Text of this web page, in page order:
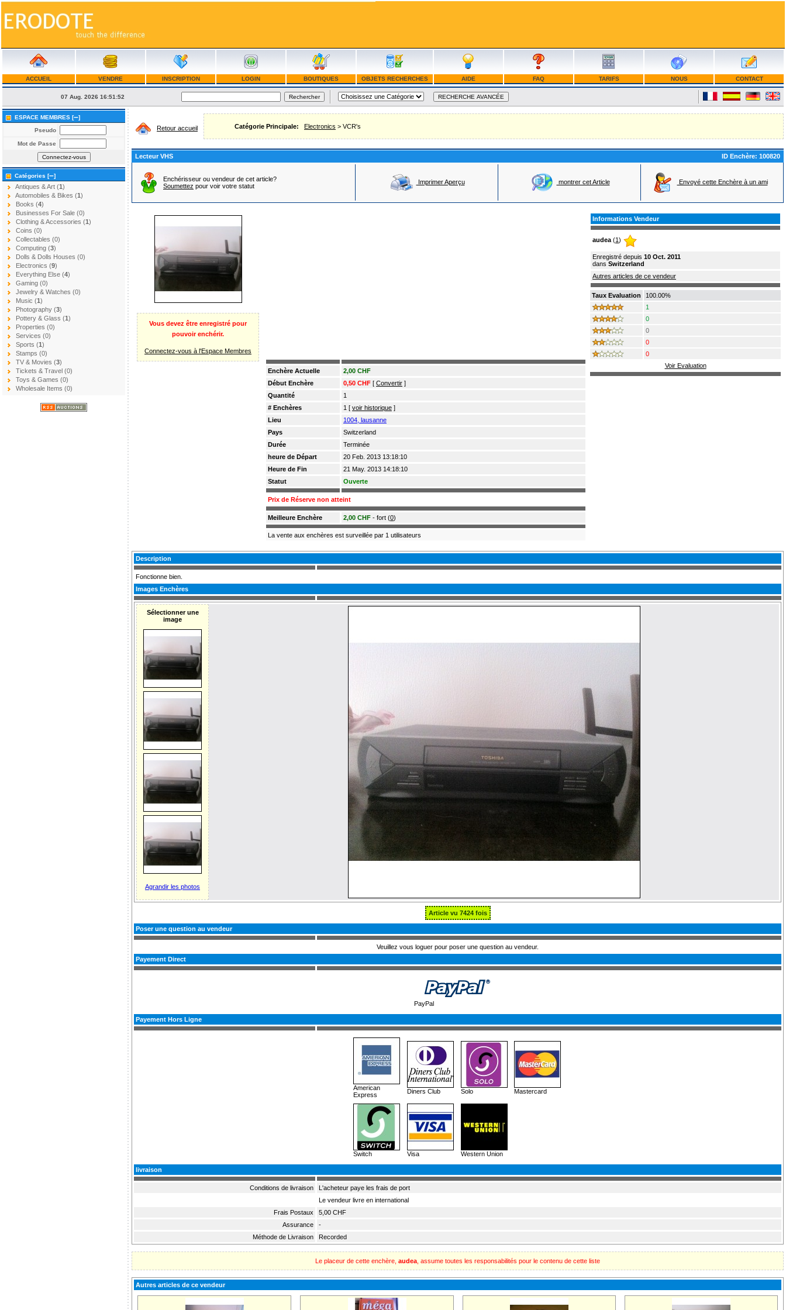
ACCUEIL VENDRE INSCRIPTION LOGIN BOUTIQUES OBJETS RECHERCHES AIDE FAQ TARIFS NOUS CONTACT
07 Aug. 2026 16:51:52
ESPACE MEMBRES [–]
Pseudo
Mot de Passe
Catégories [–]
Antiques & Art (1)
Automobiles & Bikes (1)
Books (4)
Businesses For Sale (0)
Clothing & Accessories (1)
Coins (0)
Collectables (0)
Computing (3)
Dolls & Dolls Houses (0)
Electronics (9)
Everything Else (4)
Gaming (0)
Jewelry & Watches (0)
Music (1)
Photography (3)
Pottery & Glass (1)
Properties (0)
Services (0)
Sports (1)
Stamps (0)
TV & Movies (3)
Tickets & Travel (0)
Toys & Games (0)
Wholesale Items (0)
Retour accueil Catégorie Principale: Electronics > VCR's
Lecteur VHS ID Enchère: 100820
Enchérisseur ou vendeur de cet article?
Soumettez pour voir votre statut
Imprimer Aperçu montrer cet Article Envoyé cette Enchère à un ami
Vous devez être enregistré pour
pouvoir enchérir.
Connectez-vous à l'Espace Membres
Enchère Actuelle
2,00 CHF
Début Enchère
0,50 CHF [ Convertir ]
Quantité
1
# Enchères
1 [ voir historique ]
Lieu
1004, lausanne
Pays
Switzerland
Durée
Terminée
heure de Départ
20 Feb. 2013 13:18:10
Heure de Fin
21 May. 2013 14:18:10
Statut
Ouverte
Prix de Réserve non atteint
Meilleure Enchère 2,00 CHF - fort (0)
La vente aux enchères est surveillée par 1 utilisateurs
Informations Vendeur
audea(1)
Enregistré depuis 10 Oct. 2011
dans Switzerland
Autres articles de ce vendeur
Taux Evaluation
100.00%
1
0
0
0
0
Voir Evaluation
Description
Fonctionne bien.
Images Enchères
Sélectionner une
image
Agrandir les photos
Article vu 7424 fois
Poser une question au vendeur
Veuillez vous loguer pour poser une question au vendeur.
Payement Direct
PayPal
Payement Hors Ligne
American
Express
Diners Club Solo Mastercard
Switch Visa Western Union
livraison
Conditions de livraison
L'acheteur paye les frais de port
Le vendeur livre en international
Frais Postaux
5,00 CHF
Assurance
-
Méthode de Livraison
Recorded
Le placeur de cette enchère, audea , assume toutes les responsabilités pour le contenu de cette liste
Autres articles de ce vendeur